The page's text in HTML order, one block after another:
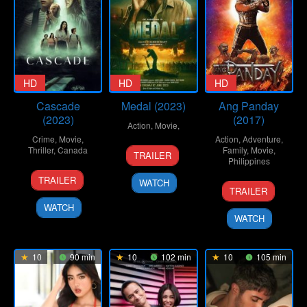
HD
Cascade
(2023)
Crime, Movie,
Thriller,Canada
6
Jun
2023
Egidio
Coccimiglio
TRAILER
WATCH
HD
Medal (2023)
Action, Movie,
2
Jun
2023
TRAILER
WATCH
HD
Ang Panday
(2017)
Action, Adventure,
Family, Movie,
Philippines
25
Dec
2017
Coco
Martin
TRAILER
WATCH
10 90 min 10 102 min 10 105 min